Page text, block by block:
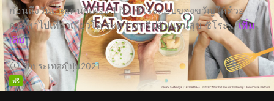
ก่อนถึงวันเกิดเคนจิเพียง 1 วัน ชิโระมอบของขวัญให้ด้วย
การพาไปเที่ยวเกียวโต ระหว่างทริปอันแสนสุข ชิโระ... เพิ่ม
เติม
2hประเทศญี่ปุ่น2021
ฟรี